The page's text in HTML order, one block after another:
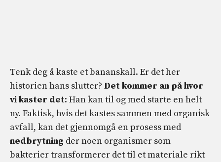
Tenk deg å kaste et bananskall. Er det her
historien hans slutter? Det kommer an på hvor
vi kaster det: Han kan til og med starte en helt
ny. Faktisk, hvis det kastes sammen med organisk
avfall, kan det gjennomgå en prosess med
nedbrytning der noen organismer som
bakterier transformerer det til et materiale rikt